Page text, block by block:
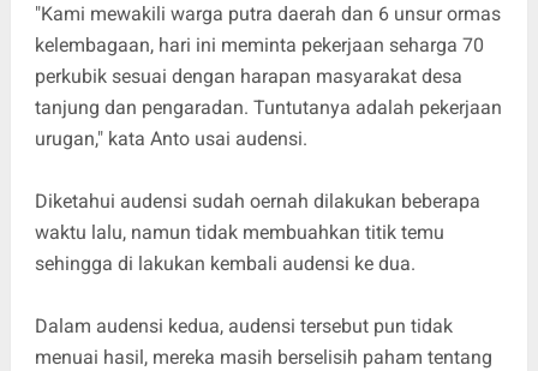
"Kami mewakili warga putra daerah dan 6 unsur ormas
kelembagaan, hari ini meminta pekerjaan seharga 70
perkubik sesuai dengan harapan masyarakat desa
tanjung dan pengaradan. Tuntutanya adalah pekerjaan
urugan," kata Anto usai audensi.
Diketahui audensi sudah oernah dilakukan beberapa
waktu lalu, namun tidak membuahkan titik temu
sehingga di lakukan kembali audensi ke dua.
Dalam audensi kedua, audensi tersebut pun tidak
menuai hasil, mereka masih berselisih paham tentang